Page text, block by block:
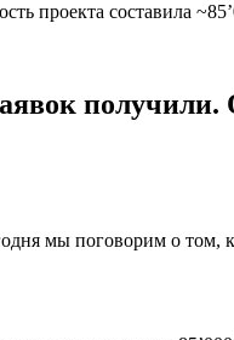
проекта составила
получили.
мы поговорим о том,